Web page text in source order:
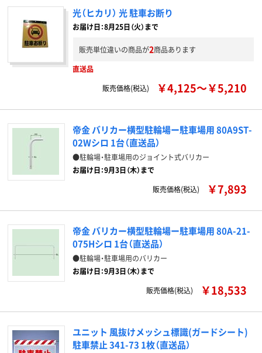
光（ヒカリ） 光 駐車お断り
お届け日：8月25日（火）まで
販売単位違いの商品が2商品あります
直送品
販売価格(税込)
￥4,125～￥5,210
帝金 バリカー横型駐輪場ー駐車場用 80A9ST-
02Wシロ 1台（直送品）
●駐輪場・駐車場用のジョイント式バリカー
お届け日：9月3日（木）まで
販売価格(税込)
￥7,893
帝金 バリカー横型駐輪場ー駐車場用 80A-21-
075Hシロ 1台（直送品）
●駐輪場・駐車場用のバリカー
お届け日：9月3日（木）まで
販売価格(税込)
￥18,533
ユニット 風抜けメッシュ標識(ガードシート)
駐車禁止 341-73 1枚（直送品）